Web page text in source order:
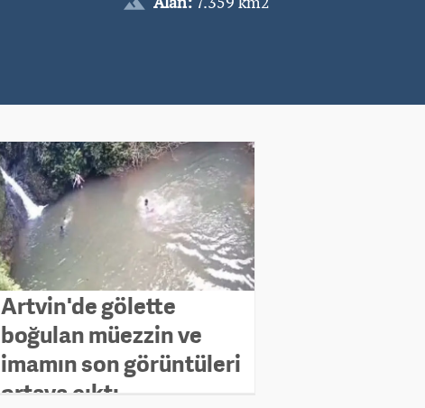
Artvin'de gölette
boğulan müezzin ve
imamın son görüntüleri
ortaya çıktı